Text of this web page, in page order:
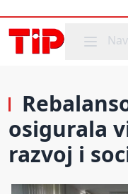
Mobile
osigurala
razvoj i